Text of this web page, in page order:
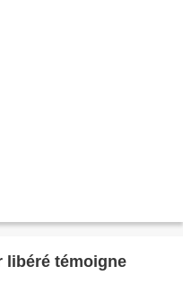
libéré témoigne